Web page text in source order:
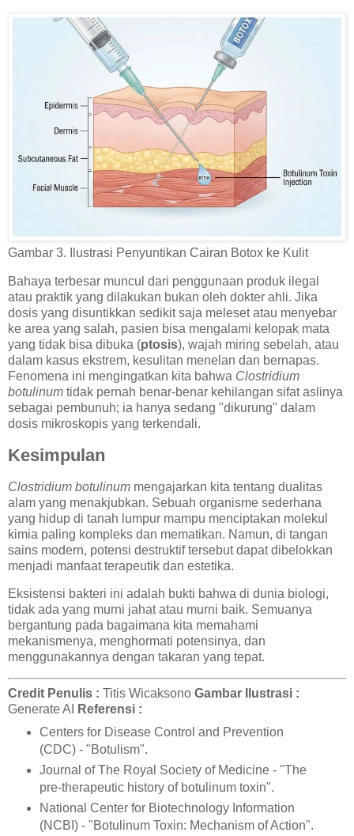
Gambar 3. Ilustrasi Penyuntikan Cairan Botox ke Kulit
Bahaya terbesar muncul dari penggunaan produk ilegal
atau praktik yang dilakukan bukan oleh dokter ahli. Jika
dosis yang disuntikkan sedikit saja meleset atau menyebar
ke area yang salah, pasien bisa mengalami kelopak mata
yang tidak bisa dibuka (ptosis), wajah miring sebelah, atau
dalam kasus ekstrem, kesulitan menelan dan bernapas.
Fenomena ini mengingatkan kita bahwa Clostridium
botulinum tidak pernah benar-benar kehilangan sifat aslinya
sebagai pembunuh; ia hanya sedang "dikurung" dalam
dosis mikroskopis yang terkendali.
Kesimpulan
Clostridium botulinum mengajarkan kita tentang dualitas
alam yang menakjubkan. Sebuah organisme sederhana
yang hidup di tanah lumpur mampu menciptakan molekul
kimia paling kompleks dan mematikan. Namun, di tangan
sains modern, potensi destruktif tersebut dapat dibelokkan
menjadi manfaat terapeutik dan estetika.
Eksistensi bakteri ini adalah bukti bahwa di dunia biologi,
tidak ada yang murni jahat atau murni baik. Semuanya
bergantung pada bagaimana kita memahami
mekanismenya, menghormati potensinya, dan
menggunakannya dengan takaran yang tepat.
Credit Penulis : Titis Wicaksono Gambar Ilustrasi :
Generate AI
Referensi :
Centers for Disease Control and Prevention
(CDC) - "Botulism".
Journal of The Royal Society of Medicine - "The
pre-therapeutic history of botulinum toxin".
National Center for Biotechnology Information
(NCBI) - "Botulinum Toxin: Mechanism of Action".